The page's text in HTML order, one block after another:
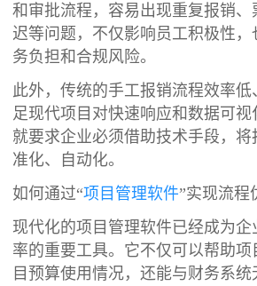
和审批流程，容易出现重复报销
迟等问题，不仅影响员工积极性
务负担和合规风险。
此外，传统的手工报销流程效率
足现代项目对快速响应和数据可
就要求企业必须借助技术手段，
准化、自动化。
如何通过“项目管理软件”实现流程
现代化的项目管理软件已经成为
率的重要工具。它不仅可以帮助
目预算使用情况，还能与财务系